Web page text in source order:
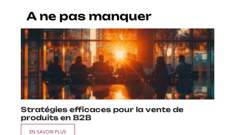
A ne pas manquer
Stratégies efficaces pour la vente de
produits en B2B
EN SAVOIR PLUS